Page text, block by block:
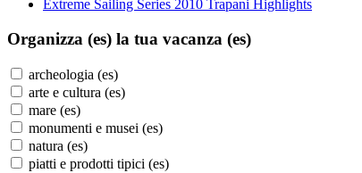
Extreme Sailing Series 2010 Trapani Highlights
Organizza (es) la tua vacanza (es)
archeologia (es)
arte e cultura (es)
mare (es)
monumenti e musei (es)
natura (es)
piatti e prodotti tipici (es)